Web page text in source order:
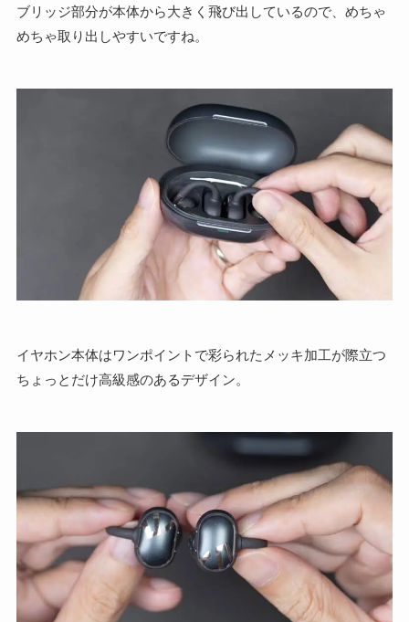
ブリッジ部分が本体から大きく飛び出しているので、めちゃ
めちゃ取り出しやすいですね。
イヤホン本体はワンポイントで彩られたメッキ加工が際立つ
ちょっとだけ高級感のあるデザイン。